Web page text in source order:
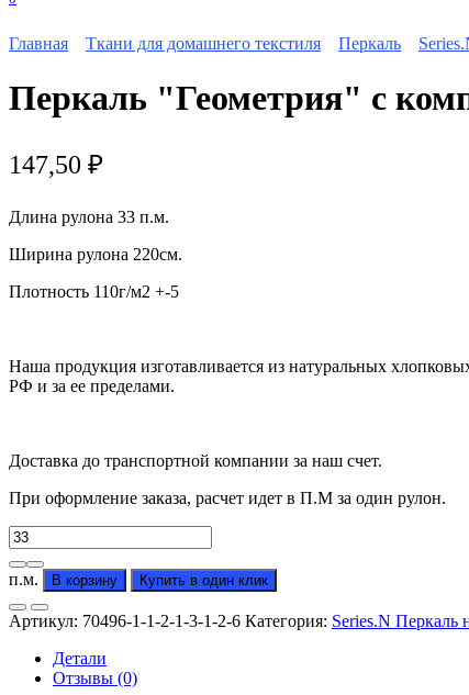
Главная Ткани для домашнего текстиля Перкаль
Перкаль "Геометрия" с
147,50 ₽
Длина рулона 33 п.м.
Ширина рулона 220см.
Плотность 110г/м2 +-5
Наша продукция изготавливается из натуральных
РФ и за ее пределами.
Доставка до транспортной компании за наш счет.
При оформление заказа, расчет идет в П.М за один рулон.
Количество
товара
Перкаль
"Геометрия"
с
компаньоном
производителя)
п.м. В корзину Купить в один клик
Артикул: 70496-1-1-2-1-3-1-2-6 Категория: Series.N Перкаль
Детали
Отзывы (0)